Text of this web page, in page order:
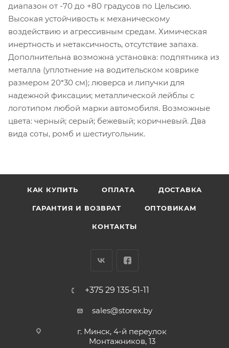
диапазон от -70 до +80 градусов по Цельсию.
Высокая устойчивость к механическому
воздействию и агрессивным средам. Химическая
инертность и нетаксичность, отсутствие запаха.
Дополнительна возможна установка: подпятника из
металла (уплотнение на водительском коврике
размером 20*30 см); люверса и липучки для
надежной фиксации; металлической лейблы с
логотипом любой марки автомобиля. Возможные
цвета: черный; серый; бежевый; коричневый. Два
вида соты, ромб и шестиугольник.
КАК КУПИТЬ ОПЛАТА ДОСТАВКА
ГАРАНТИЯ И ВОЗВРАТ ОПТОВИКАМ
КОНТАКТЫ
+375 29 135-51-11
sales@storex.by
г. Минск, 4-й переулок
Монтажников, 13